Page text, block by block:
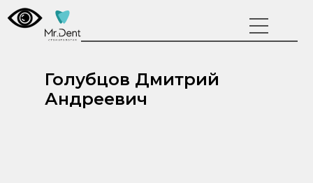
Голубцов Дмитрий
Андреевич